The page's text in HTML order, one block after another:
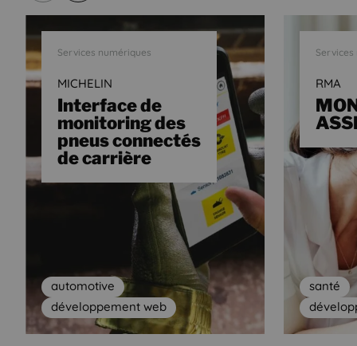
Services numériques
MICHELIN
Interface de
monitoring des
pneus connectés
de carrière
automotive
développement web
RMA
santé